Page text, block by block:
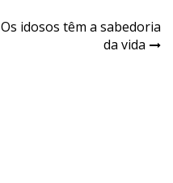
Os idosos têm a sabedoria
da vida